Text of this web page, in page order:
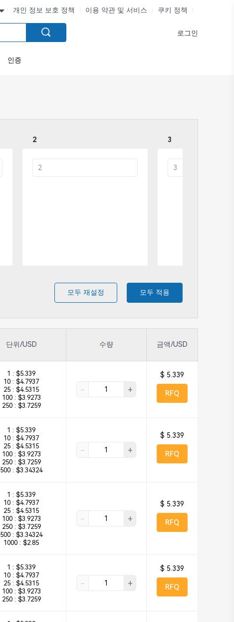
개인 정보 보호 정책 이용 약관 및 서비스 쿠키 정책
로그인
인증
2 3
모두 재설정 모두 적용
단위/USD 수량 금액/USD
1 : $5.339
10 : $4.7937
25 : $4.5315
100 : $3.9273
250 : $3.7259
- +
$ 5.339
RFQ
1 : $5.339
10 : $4.7937
25 : $4.5315
100 : $3.9273
250 : $3.7259
500 : $3.34324
- +
$ 5.339
RFQ
1 : $5.339
10 : $4.7937
25 : $4.5315
100 : $3.9273
250 : $3.7259
500 : $3.34324
1000 : $2.85
- +
$ 5.339
RFQ
1 : $5.339
10 : $4.7937
25 : $4.5315
100 : $3.9273
250 : $3.7259
- +
$ 5.339
RFQ